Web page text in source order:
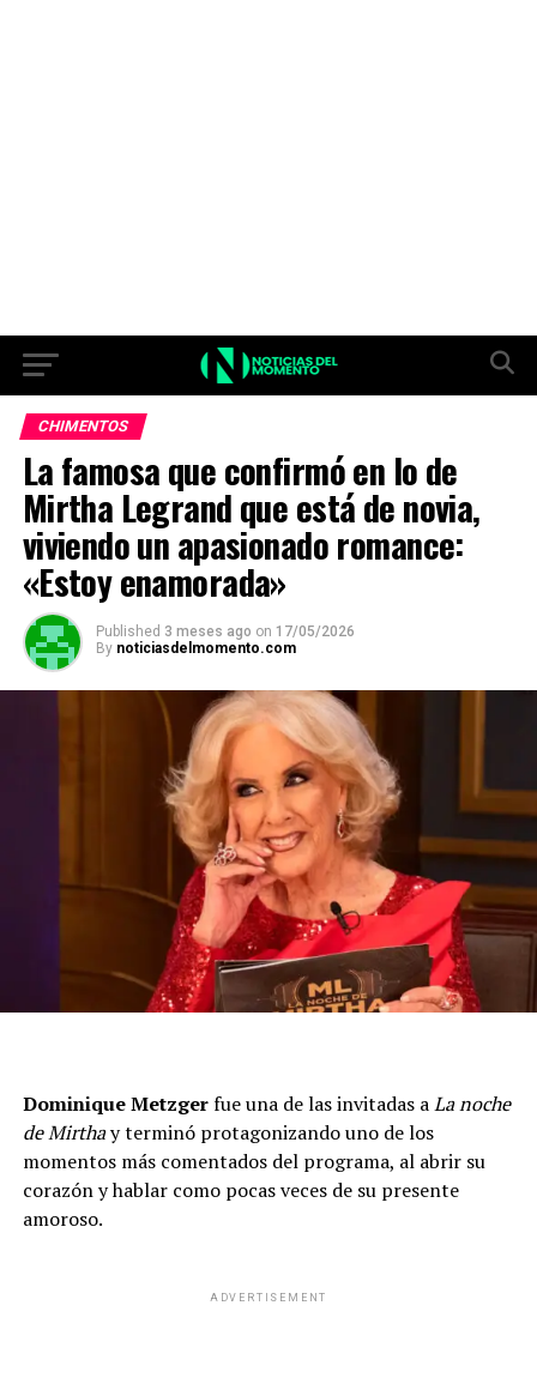
CHIMENTOS
La famosa que confirmó en lo de
Mirtha Legrand que está de novia,
viviendo un apasionado romance:
«Estoy enamorada»
Published 3 meses ago on 17/05/2026
By noticiasdelmomento.com
Dominique Metzgerfue una de las invitadas aLa noche
de Mirthay terminó protagonizando uno de los
momentos más comentados del programa, al abrir su
corazón y hablar como pocas veces de su presente
amoroso.
ADVERTISEMENT